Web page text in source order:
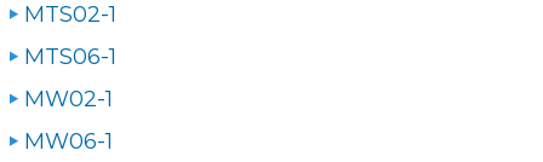
MTS02-1
MTS06-1
MW02-1
MW06-1